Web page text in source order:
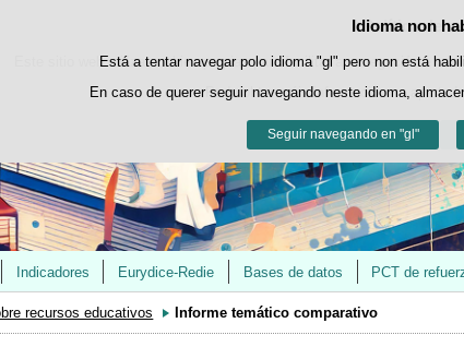
Política de
Este sitio web utiliza cookies propias para facilitar a navegación e
Pode obter máis información no
Aceptar
Idioma non
Está a tentar navegar polo idioma "gl" pero non está
En caso de querer seguir navegando neste idioma,
Seguir navegando en "gl"
Indicadores Eurydice-Redie Bases de datos PCT de
recursos educativos Informe temático comparativo